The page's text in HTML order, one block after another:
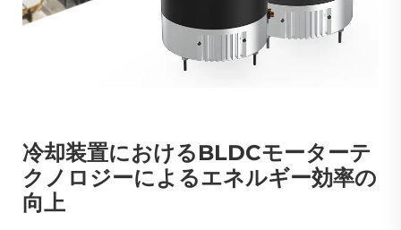
冷却装置におけるBLDCモーターテ
クノロジーによるエネルギー効率の
向上